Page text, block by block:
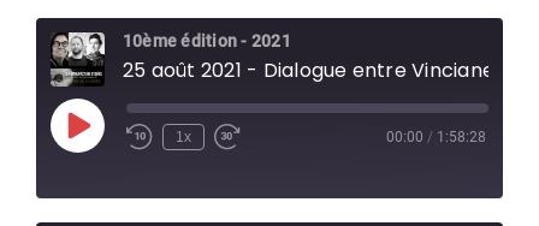
10ème édition - 2021
Play
Episode
1x 00:00 / 1:58:28